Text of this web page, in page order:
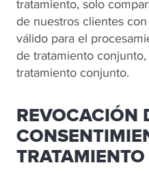
tratamiento, solo
de nuestros clientes
válido para el
de tratamiento
tratamiento conjunto.
REVOCACIÓN